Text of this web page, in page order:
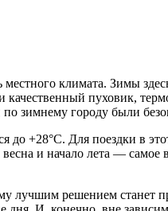
климата. Зимы
качественный пуховик,
по зимнему городу были
до +28°C. Для поездки в
и начало лета —
лучшим решением станет